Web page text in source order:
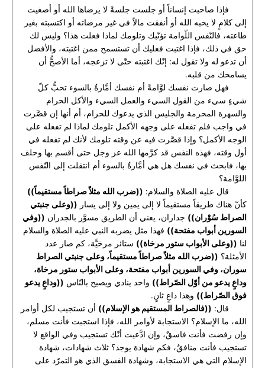
فإذا صاحبت إنساناً أو جلست جلسةً لا يرضاها الله أو أصغيت
إلى كلامٍ لا يحبه الله أو أنفقت مالاً في غير مرضاته أو اكتسبته بغير
طاعته، فالنّفس اللّوامة تؤنّبك وتلومك لماذا فعلت هذا؟ وليس لك
حق في ذلك، فإذا اغتبت فعليك أن تستسمح ممن اغتبته، والأفضل
أن تدعو له ولا تقول له: إنّك اغتبته حتّى لا تزعجه، أما الأصحُّ أن
يسامحك من قلبه.
فهل صارت نفسك لوَّامةً أم نفسك أمَّارةٌ بالسوء تحبُّ كلّ
شيءٍ سيء من القول السيء والعمل السيء والأكل الحرام
والسهرة المحرمة والجليس الذي يدعوك للحرام، أم أنها إن قصَّرت
في واجب فلم تفعله على وجهه الأكمل تلومك لماذا لم تفعله على
الوجه الأكمل؟ وإذا قصَّرت فيه عن وقته تلومك لأنك لم تفعله في
أول وقته، فهذه النفس قد كرَّمها الله عز وجل حتى أقسم بها وحلف
بها، فابحث في نفسك هل هي أمَّارةٌ بالسوء أم انتقلت إلى النّفس
اللوَّامة؟
قال عليه الصلاة والسلام: ((ضرب الله مثلاً صراطاً مستقيماً))
كأنّ هناك طريقاً مستقيماً لا إلى يمين ولا إلى يسار ((وعلى جنبتي
الصراط سُوْران)) جداران، يعني أن الطريق مسوَّر بالجدران ((وفي
السورين أبواب مفتحة)) فهذا مثل يضربه النبي عليه الصلاة والسلام
لنا ((وعلى الأبواب ستور مرخاة)) ستائر مرخيَّة، كم صار عدد
الأمثلة؟ ((ضرب الله مثلاً صراطاً مستقيماً، وعلى جنبتي الصراط
سوران، وفي السورين أبواب مفتحة، وعلى الأبواب ستور مرخاة،
وداعٍ يدعو من أوّل الصّراط)) واحد ينادي ويصيح بالنّاس ((وداعٍ يدعو
فوق الصّراط)) وهذا داعٍ ثانٍ.
قال: ((فالصراط المستقيم هو الإسلام)) أن تستجيب لكل أوامر
الله، ما الإسلام؟ الاستجابة لأوامر الله، فإذا استجبت فأنت مسلم،
وإن رفضت فأنت فاسقٌ، وإن ادَّعيت أنّك تستجيب وفي الواقع لا
تستجيب فأنت منافقٌ، فكم شهادة يوجد؟ ثلاث شهادات، شهادة
الإسلام التي هي الاستجابة، وشهادة الفسق الذي هو التمرّد على